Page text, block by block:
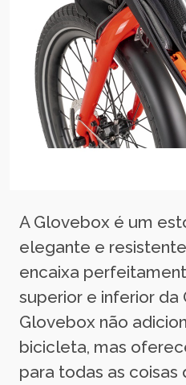
A Glovebox é um
elegante e
encaixa
superior e inferior da
Glovebox não
bicicleta, mas
para todas as coisas